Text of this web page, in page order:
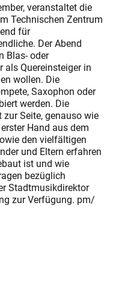
veranstaltet die
Technischen Zentrum
für
Der Abend
Blas- oder
als Quereinsteiger in
wollen. Die
Saxophon oder
werden. Die
Seite, genauso wie
Hand aus dem
den vielfältigen
und Eltern erfahren
ist und wie
bezüglich
Stadtmusikdirektor
zur Verfügung. pm/